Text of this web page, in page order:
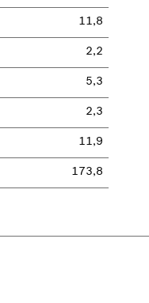
11,8
2,2
5,3
2,3
11,9
173,8